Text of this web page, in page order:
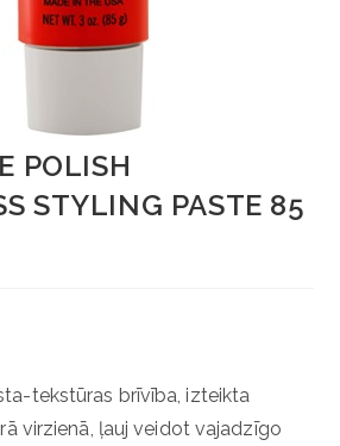
POLISH
STYLING PASTE 85
tekstūras brīvība, izteikta
virzienā, ļauj veidot vajadzīgo